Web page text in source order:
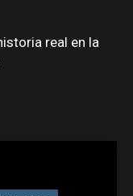
real en la